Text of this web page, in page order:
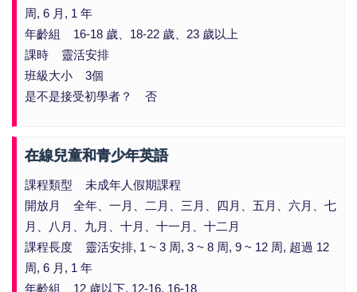
周, 6 月, 1 年
年齡組 16-18 歲、18-22 歲、23 歲以上
課時 靈活安排
班級大小 3個
是不是接受初學者？ 否
在線兒童和青少年英語
課程類型 未成年人假期課程
開放月 全年、一月、二月、三月、四月、五月、六月、七
月、八月、九月、十月、十一月、十二月
課程長度 靈活安排, 1 ~ 3 周, 3 ~ 8 周, 9 ~ 12 周, 超過 12
周, 6 月, 1 年
年齡組 12 歲以下, 12-16, 16-18